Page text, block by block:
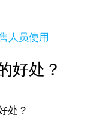
人员使用
好处？